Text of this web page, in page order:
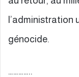
l’administration
génocide.
…………..